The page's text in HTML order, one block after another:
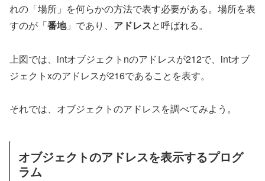
れの「場所」を何らかの方法で表す必要がある。場所を表
すのが「番地」であり、 アドレスと呼ばれる。
上図では、intオブジェクトnのアドレスが212で、intオブ
ジェクトxのアドレスが216であることを表す。
それでは、オブジェクトのアドレスを調べてみよう。
オブジェクトのアドレスを表示するプログ
ラム